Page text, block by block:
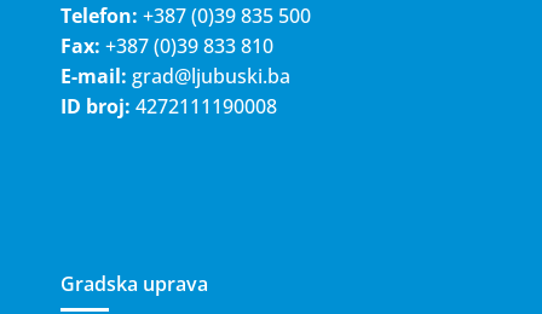
Telefon: +387 (0)39 835 500
Fax: +387 (0)39 833 810
E-mail: grad@ljubuski.ba
ID broj: 4272111190008
Gradska uprava